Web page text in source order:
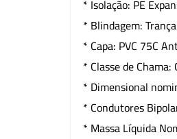
* Isolação: PE
* Blindagem:
* Capa: PVC 75C
* Classe de Chama:
* Dimensional
* Condutores
* Massa Líquida